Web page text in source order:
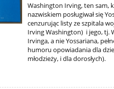
Washington Irving, ten sam,
nazwiskiem posługiwał się
cenzurując listy ze szpitala
Irving Washington) i jego, tj.
Irvinga, a nie Yossariana,
humoru opowiadania dla
młodzieży, i dla dorosłych).